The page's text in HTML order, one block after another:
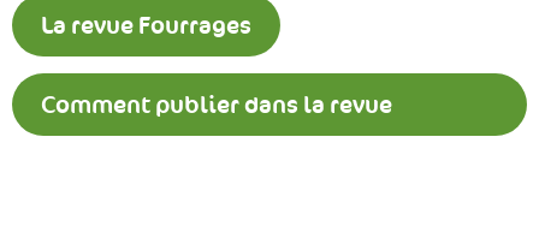
La revue Fourrages
Comment publier dans la revue